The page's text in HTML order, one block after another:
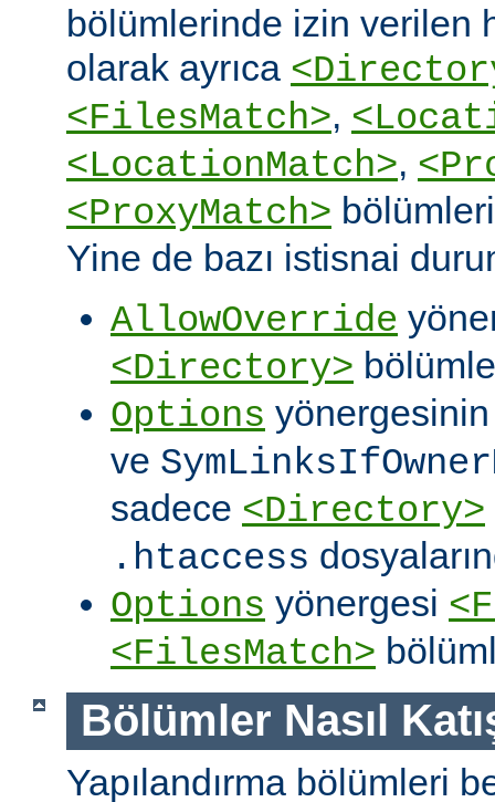
bölümlerinde izin verilen
olarak ayrıca
<FilesMatch>,
<LocationMatch>,
<ProxyMatch>
Yine de bazı istisnai
AllowOverride
<Directory>
Options
ve
sadece <Directory>
.htaccess
Options yönergesi
<FilesMatch>
Bölümler Nasıl
Yapılandırma bölümleri